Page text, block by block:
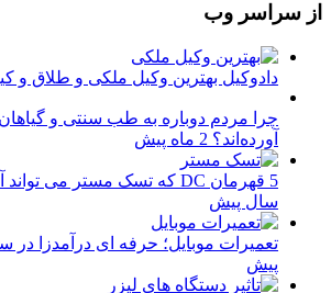
از سراسر وب
دادوکیل بهترین وکیل ملکی و طلاق و
چرا مردم دوباره به طب سنتی و
آورده‌اند؟ 2 ماه پیش
5 قهرمان DC که تسک مستر می تواند آنها را شکست دهد
سال پیش
تعمیرات موبایل؛ حرفه ای درآمدزا در
پیش